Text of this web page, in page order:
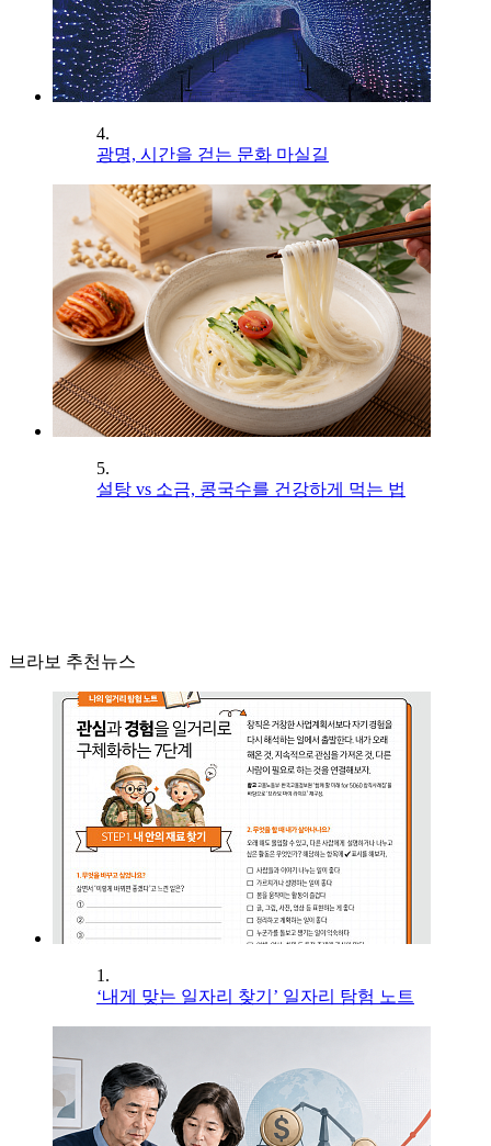
4.
광명, 시간을 걷는 문화 마실길
5.
설탕 vs 소금, 콩국수를 건강하게 먹는 법
브라보 추천뉴스
1.
‘내게 맞는 일자리 찾기’ 일자리 탐험 노트